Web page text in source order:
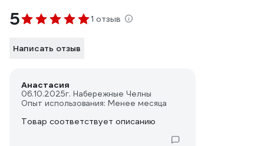
5 1 отзыв
Написать отзыв
Анастасия
06.10.2025г. Набережные Челны
Опыт использования: Менее месяца
Товар соответствует описанию